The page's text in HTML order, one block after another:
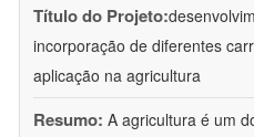
Título do Projeto:
incorporação de diferentes
aplicação na agricultura
Resumo: A agricultura é um